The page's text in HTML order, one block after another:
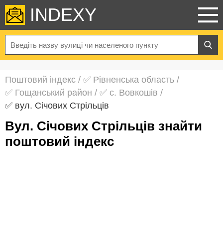
INDEXY
Поштовий індекс / ✅ Рівненська область /
✅ Гощанський район / ✅ с. Вовкошів /
✅ вул. Січових Стрільців
вул. Січових Стрільців знайти
поштовий індекс